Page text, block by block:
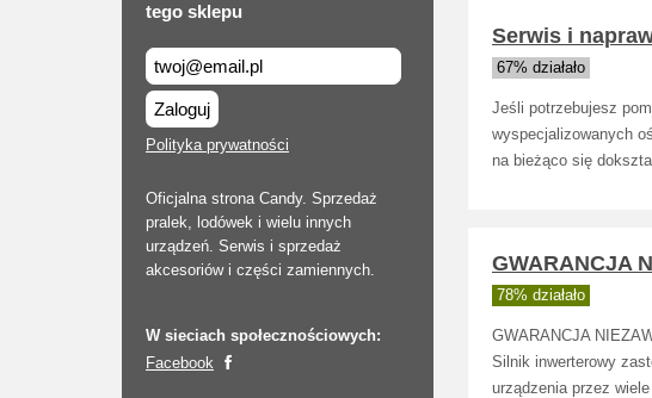
tego sklepu
Zaloguj
Polityka prywatności
Oficjalna strona Candy. Sprzedaż
pralek, lodówek i wielu innych
urządzeń. Serwis i sprzedaż
akcesoriów i części zamiennych.
W sieciach społecznościowych:
Facebook
Serwis i
67% działało
Jeśli potrzebujesz
wyspecjalizowanych
na bieżąco się
GWARANCJA
78% działało
GWARANCJA
Silnik inwerterowy
urządzenia przez